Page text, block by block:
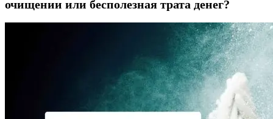
очищении или бесполезная трата денег?